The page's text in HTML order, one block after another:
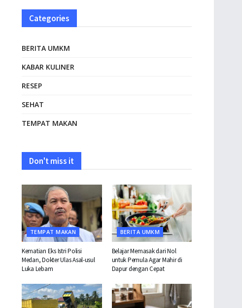
Categories
BERITA UMKM
KABAR KULINER
RESEP
SEHAT
TEMPAT MAKAN
Don't miss it
TEMPAT MAKAN
Kematian Eks Istri Polisi
Medan, Dokter Ulas Asal-usul
Luka Lebam
BERITA UMKM
Belajar Memasak dari Nol
untuk Pemula Agar Mahir di
Dapur dengan Cepat